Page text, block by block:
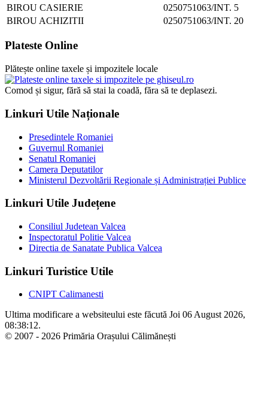
BIROU CASIERIE
0250751063/INT. 5
BIROU ACHIZITII
0250751063/INT. 20
Plateste Online
Plătește online taxele și impozitele locale
Comod și sigur, fără să stai la coadă, făra să te deplasezi.
Linkuri Utile Naționale
Presedintele Romaniei
Guvernul Romaniei
Senatul Romaniei
Camera Deputatilor
Ministerul Dezvoltării Regionale și Administrației Publice
Linkuri Utile Județene
Consiliul Judetean Valcea
Inspectoratul Politie Valcea
Directia de Sanatate Publica Valcea
Linkuri Turistice Utile
CNIPT Calimanesti
Ultima modificare a websiteului este făcută Joi 06 August 2026,
08:38:12.
© 2007 - 2026 Primăria Orașului Călimănești